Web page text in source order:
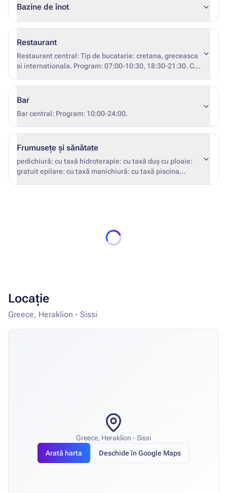
Bazine de înot
Restaurant
Restaurant central: Tip de bucatarie: cretana, greceasca
si internationala. Program: 07:00-10:30, 18:30-21:30. Cod
Bar
Bar central: Program: 10:00-24:00.
Frumusețe și sănătate
pedichiură: cu taxă hidroterapie: cu taxă duș cu ploaie:
gratuit epilare: cu taxă manichiură: cu taxă piscina
Locație
Greece, Heraklion - Sissi
Greece, Heraklion - Sissi
Arată harta
Deschide în Google Maps